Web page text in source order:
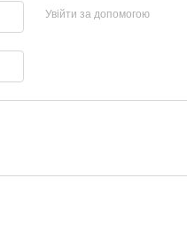
Увійти за допомогою